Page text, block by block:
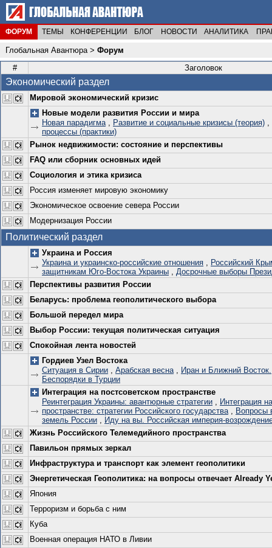
ФОРУМ ТЕМЫ КОНФЕРЕНЦИИ БЛОГ НОВОСТИ АНАЛИТИКА
Глобальная Авантюра> Форум
#
Заголовок
Экономический раздел
Мировой экономический кризис
Новые модели развития России и мира
Новая парадигма, Развитие и социальные кризисы (теория) ,
процессы (практики)
Рынок недвижимости: состояние и перспективы
FAQ или сборник основных идей
Социология и этика кризиса
Россия изменяет мировую экономику
Экономическое освоение севера России
Модернизация России
Политический раздел
Украина и Россия
Украина и украинско-российские отношения , Российский
защитникам Юго-Востока Украины , Досрочные выборы
Перспективы развития России
Беларусь: проблема геополитического выбора
Большой передел мира
Выбор России: текущая политическая ситуация
Спокойная лента новостей
Гордиев Узел Востока
Ситуация в Сирии , Арабская весна, Иран и Ближний Восток.
Беспорядки в Турции
Интеграция на постсоветском пространстве
Реинтеграция Украины: авантюрные стратегии , Интеграция
пространстве: стратегии Российского государства, Вопросы
земель России , Иду на вы. Российская империя-
Жизнь Российского Телемедийного пространства
Павильон прямых зеркал
Инфраструктура и транспорт как элемент геополитики
Энергетическая Геополитика: на вопросы отвечает Already
Япония
Терроризм и борьба с ним
Куба
Военная операция НАТО в Ливии